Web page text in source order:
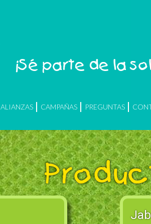
¡Sé parte de la
ALIANZAS CAMPAÑAS PREGUNTAS